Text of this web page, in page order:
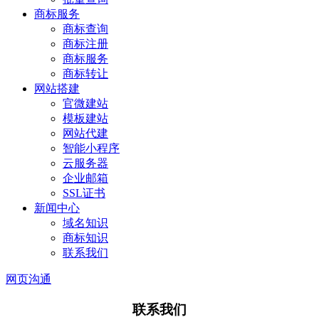
商标服务
商标查询
商标注册
商标服务
商标转让
网站搭建
官微建站
模板建站
网站代建
智能小程序
云服务器
企业邮箱
SSL证书
新闻中心
域名知识
商标知识
联系我们
网页沟通
联系我们